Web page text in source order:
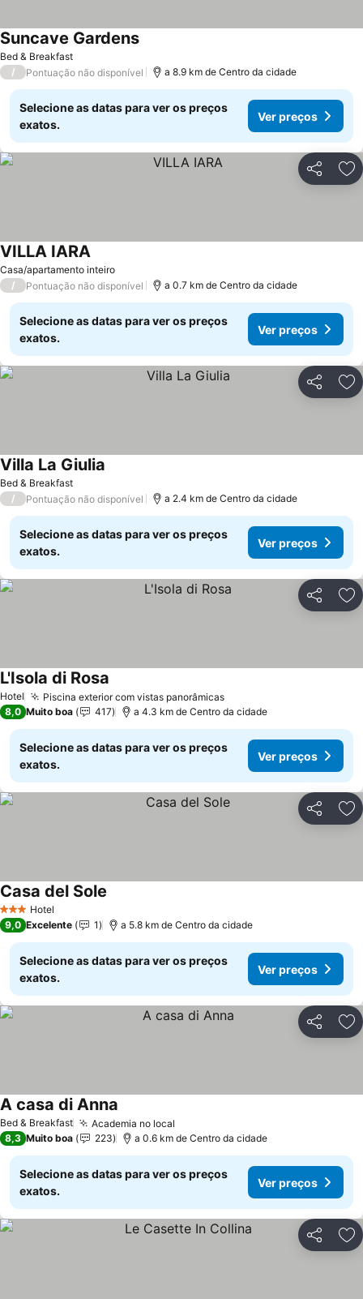
Bed & Breakfast
Suncave GardensVer preços
/ Pontuação não disponível a 8.9 km de Centro da cidade
Selecione as datas para ver os preços
exatos.
Ver preços
Partilhar
Casa/apartamento inteiro
VILLA IARAVer preços
/ Pontuação não disponível a 0.7 km de Centro da cidade
Selecione as datas para ver os preços
exatos.
Ver preços
Partilhar
Bed & Breakfast
Villa La Giulia
/ Pontuação não disponível a 2.4 km de Centro da cidade
Selecione as datas para ver os preços
exatos.
Ver preços
Partilhar
Hotel Piscina exterior com vistas panorâmicasVer preços
L'Isola di Rosa
8,0 Muito boa 417 a 4.3 km de Centro da cidade
Selecione as datas para ver os preços
exatos.
Ver preços
Partilhar
3 EstrelasHotel
Casa del Sole
9,0 Excelente 1 a 5.8 km de Centro da cidade
Selecione as datas para ver os preços
exatos.
Ver preços
Partilhar
Bed & Breakfast Academia no local
A casa di Anna
8,3 Muito boa 223 a 0.6 km de Centro da cidade
Selecione as datas para ver os preços
exatos.
Ver preços
Partilhar